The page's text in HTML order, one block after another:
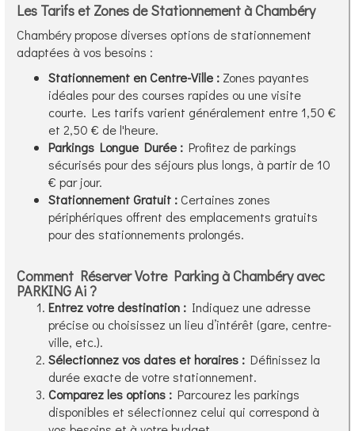
Les Tarifs et Zones de Stationnement à Chambéry
Chambéry propose diverses options de stationnement
adaptées à vos besoins :
Stationnement en Centre-Ville : Zones payantes
idéales pour des courses rapides ou une visite
courte. Les tarifs varient généralement entre 1,50 €
et 2,50 € de l'heure.
Parkings Longue Durée : Profitez de parkings
sécurisés pour des séjours plus longs, à partir de 10
€ par jour.
Stationnement Gratuit :Certaines zones
périphériques offrent des emplacements gratuits
pour des stationnements prolongés.
Comment Réserver Votre Parking à Chambéry avec
PARKING Ai ?
Entrez votre destination : Indiquez une adresse
précise ou choisissez un lieu d’intérêt (gare, centre-
ville, etc.).
Sélectionnez vos dates et horaires : Définissez la
durée exacte de votre stationnement.
Comparez les options : Parcourez les parkings
disponibles et sélectionnez celui qui correspond à